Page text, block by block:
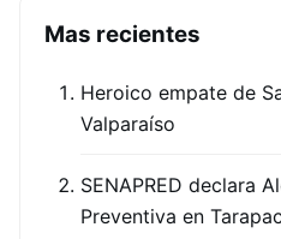
Mas recientes
Heroico empate de
Valparaíso
SENAPRED declara
Preventiva en